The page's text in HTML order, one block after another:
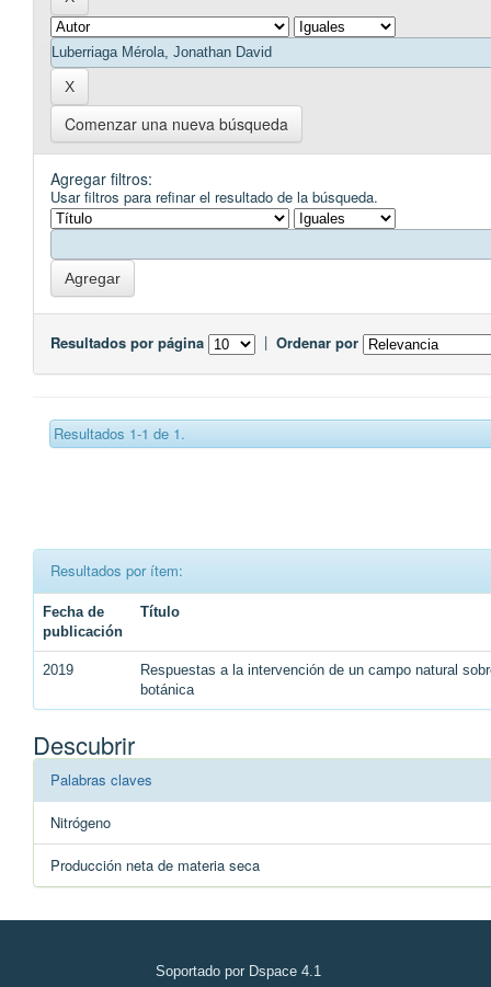
Comenzar una nueva búsqueda
Agregar filtros:
Usar filtros para refinar el resultado de la búsqueda.
Resultados por página | Ordenar por
Resultados 1-1 de 1.
Resultados por ítem:
Fecha de
publicación
Título
2019
Respuestas a la intervención de un campo natural
botánica
Descubrir
Palabras claves
Nitrógeno
Producción neta de materia seca
Soportado por Dspace 4.1